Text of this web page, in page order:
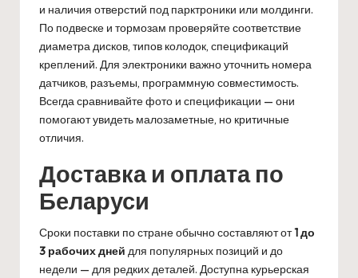
и наличия отверстий под парктроники или молдинги.
По подвеске и тормозам проверяйте соответствие
диаметра дисков, типов колодок, спецификаций
креплений. Для электроники важно уточнить номера
датчиков, разъемы, программную совместимость.
Всегда сравнивайте фото и спецификации — они
помогают увидеть малозаметные, но критичные
отличия.
Доставка и оплата по
Беларуси
Сроки поставки по стране обычно составляют от1 до
3 рабочих дней для популярных позиций и до
недели — для редких деталей. Доступна курьерская